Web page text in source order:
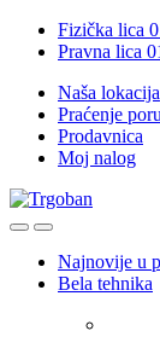
Skip
Skip
Fizička lica
Pravna lica
Naša lokacija
Praćenje
Prodavnica
Moj nalog
OpenClose
Najnovije u
Bela tehnika